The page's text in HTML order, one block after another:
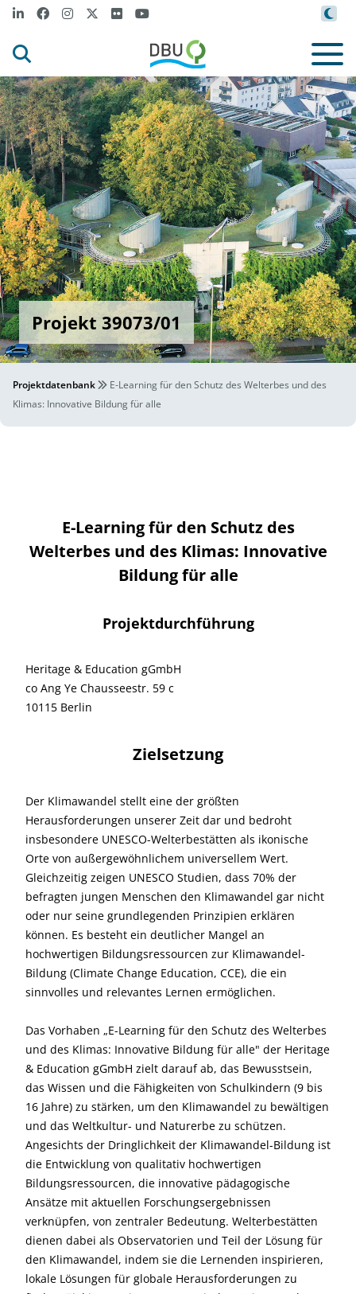
Projekt 39073/01
Projektdatenbank
E-Learning für den Schutz des Welterbes und des
Klimas: Innovative Bildung für alle
E-Learning für den Schutz des
Welterbes und des Klimas: Innovative
Bildung für alle
Projektdurchführung
Heritage & Education gGmbH
co Ang Ye Chausseestr. 59 c
10115 Berlin
Zielsetzung
Der Klimawandel stellt eine der größten
Herausforderungen unserer Zeit dar und bedroht
insbesondere UNESCO-Welterbestätten als ikonische
Orte von außergewöhnlichem universellem Wert.
Gleichzeitig zeigen UNESCO Studien, dass 70% der
befragten jungen Menschen den Klimawandel gar nicht
oder nur seine grundlegenden Prinzipien erklären
können. Es besteht ein deutlicher Mangel an
hochwertigen Bildungsressourcen zur Klimawandel-
Bildung (Climate Change Education, CCE), die ein
sinnvolles und relevantes Lernen ermöglichen.
Das Vorhaben „E-Learning für den Schutz des Welterbes
und des Klimas: Innovative Bildung für alle" der Heritage
& Education gGmbH zielt darauf ab, das Bewusstsein,
das Wissen und die Fähigkeiten von Schulkindern (9 bis
16 Jahre) zu stärken, um den Klimawandel zu bewältigen
und das Weltkultur- und Naturerbe zu schützen.
Angesichts der Dringlichkeit der Klimawandel-Bildung ist
die Entwicklung von qualitativ hochwertigen
Bildungsressourcen, die innovative pädagogische
Ansätze mit aktuellen Forschungsergebnissen
verknüpfen, von zentraler Bedeutung. Welterbestätten
dienen dabei als Observatorien und Teil der Lösung für
den Klimawandel, indem sie die Lernenden inspirieren,
lokale Lösungen für globale Herausforderungen zu